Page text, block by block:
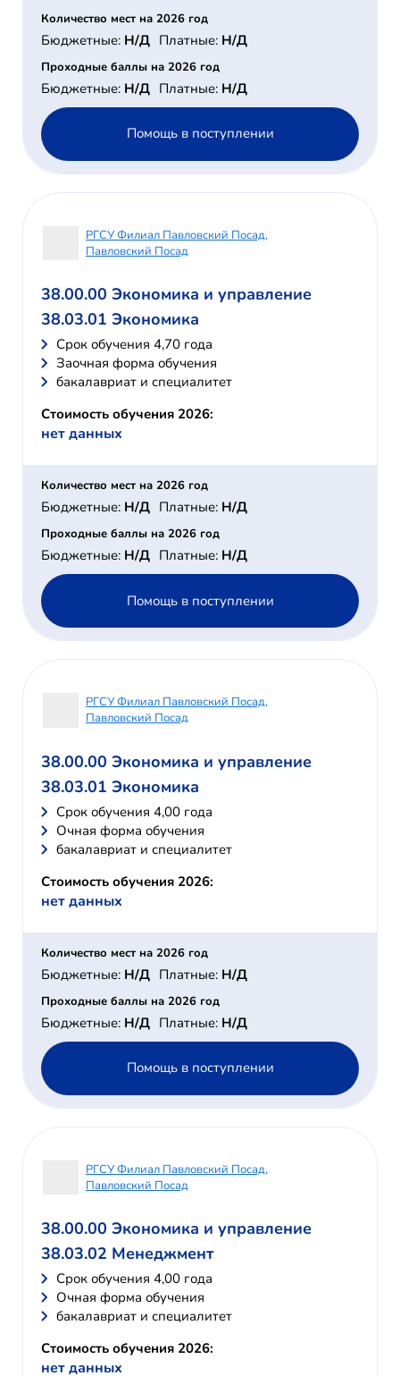
Количество мест на 2026 год
Бюджетные: Н/Д Платные: Н/Д
Проходные баллы на 2026 год
Бюджетные: Н/Д Платные: Н/Д
Помощь в поступлении
РГСУ Филиал Павловский Посад,
Павловский Посад
38.00.00 Экономика и управление
38.03.01 Экономика
Cрок обучения 4,70 года
Заочная форма обучения
бакалавриат и специалитет
Стоимость обучения 2026:
нет данных
Количество мест на 2026 год
Бюджетные: Н/Д Платные: Н/Д
Проходные баллы на 2026 год
Бюджетные: Н/Д Платные: Н/Д
Помощь в поступлении
РГСУ Филиал Павловский Посад,
Павловский Посад
38.00.00 Экономика и управление
38.03.01 Экономика
Cрок обучения 4,00 года
Очная форма обучения
бакалавриат и специалитет
Стоимость обучения 2026:
нет данных
Количество мест на 2026 год
Бюджетные: Н/Д Платные: Н/Д
Проходные баллы на 2026 год
Бюджетные: Н/Д Платные: Н/Д
Помощь в поступлении
РГСУ Филиал Павловский Посад,
Павловский Посад
38.00.00 Экономика и управление
38.03.02 Менеджмент
Cрок обучения 4,00 года
Очная форма обучения
бакалавриат и специалитет
Стоимость обучения 2026:
нет данных